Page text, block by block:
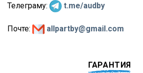
Телеграму: t.me/audby
Почте: allpartby@gmail.com
ГАРАНТИЯ